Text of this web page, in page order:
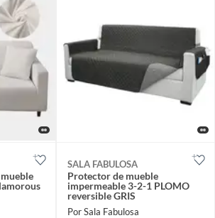
SALA FABULOSA
Protector de mueble
impermeable 3-2-1 PLOMO
reversible GRIS
Por Sala Fabulosa